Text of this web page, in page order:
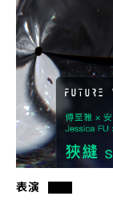
表演